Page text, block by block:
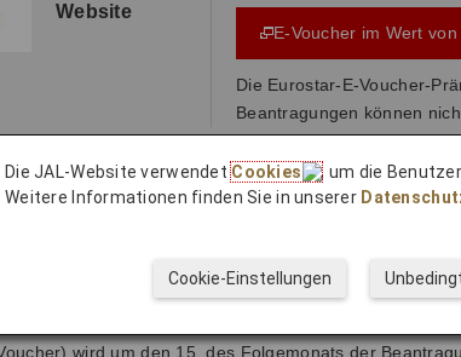
Website
E-Voucher im Wert
Die Eurostar-E-Voucher-
Beantragungen können
Prämie einlösen
wird um den 15. des Folgemonats der
Die JAL-Website verwendetCookies
, um die
Weitere Informationen finden Sie in unserer
Cookie-Einstellungen